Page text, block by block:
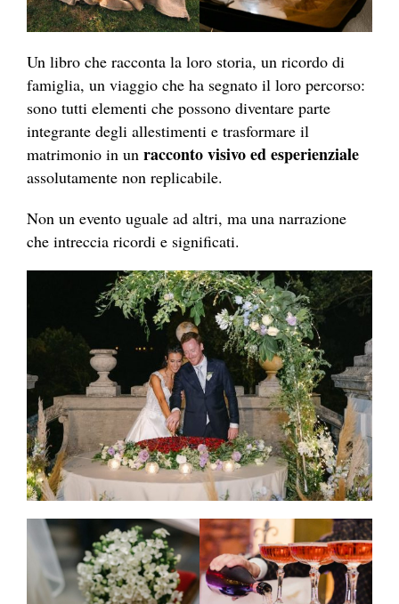
Un libro che racconta la loro storia, un ricordo di
famiglia, un viaggio che ha segnato il loro percorso:
sono tutti elementi che possono diventare parte
integrante degli allestimenti e trasformare il
matrimonio in un racconto visivo ed esperienziale
assolutamente non replicabile.
Non un evento uguale ad altri, ma una narrazione
che intreccia ricordi e significati.